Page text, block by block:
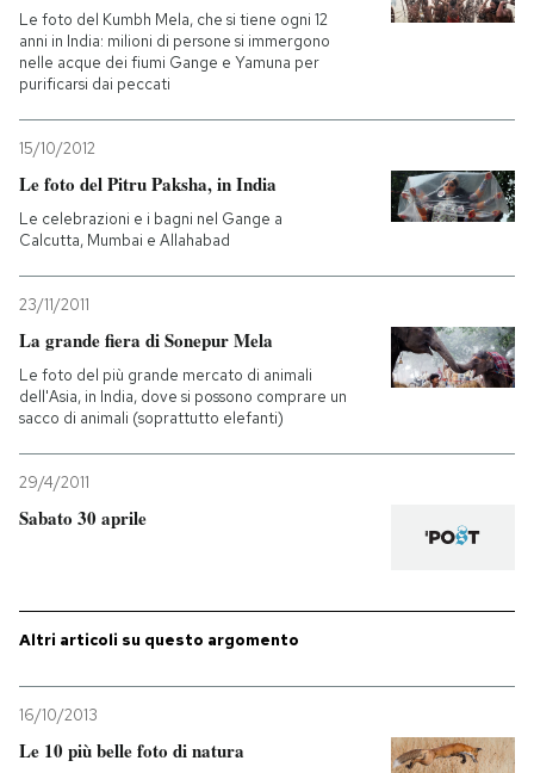
Le foto del Kumbh Mela, che si tiene ogni 12
anni in India: milioni di persone si immergono
nelle acque dei fiumi Gange e Yamuna per
purificarsi dai peccati
15/10/2012
Le foto del Pitru Paksha, in India
Le celebrazioni e i bagni nel Gange a
Calcutta, Mumbai e Allahabad
23/11/2011
La grande fiera di Sonepur Mela
Le foto del più grande mercato di animali
dell'Asia, in India, dove si possono comprare un
sacco di animali (soprattutto elefanti)
29/4/2011
Sabato 30 aprile
Altri articoli su questo argomento
16/10/2013
Le 10 più belle foto di natura